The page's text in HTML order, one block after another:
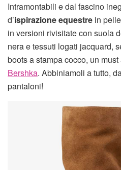
Intramontabili e dal fascino
d’ispirazione equestre in
in versioni rivisitate con suola
nera e tessuti logati jacquard,
boots a stampa cocco, un
Bershka. Abbiniamoli a tutto,
pantaloni!